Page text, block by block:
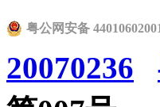
粤公网安备
20070236